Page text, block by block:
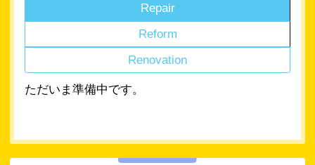
Repair
Reform
Renovation
ただいま準備中です。